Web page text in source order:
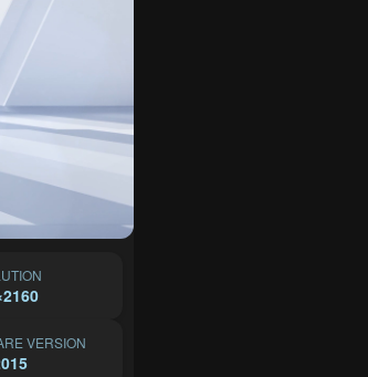
VERSION